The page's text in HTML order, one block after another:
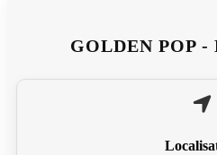
GOLDEN POP -